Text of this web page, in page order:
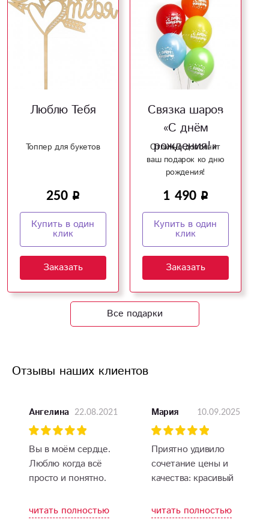
Люблю Тебя
Топпер для букетов
250
Купить в один
клик
Заказать
Связка шаров
«С днём
рождения!»
Отлично дополнит
ваш подарок ко дню
рождения!
1 490
Купить в один
клик
Заказать
Все подарки
Отзывы наших клиентов
Ангелина 22.08.2021
Вы в моём сердце.
Люблю когда всё
просто и понятно.
спасибо. Все было
отлично: доставка,
читать полностью
Мария 10.09.2025
Приятно удивило
сочетание цены и
качества: красивый
цене и
своевременная
читать полностью